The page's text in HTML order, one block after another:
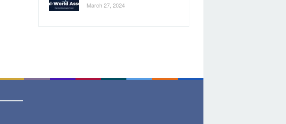
March 27, 2024